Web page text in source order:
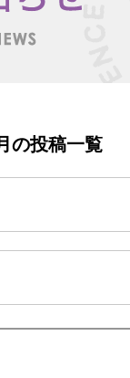
の投稿一覧